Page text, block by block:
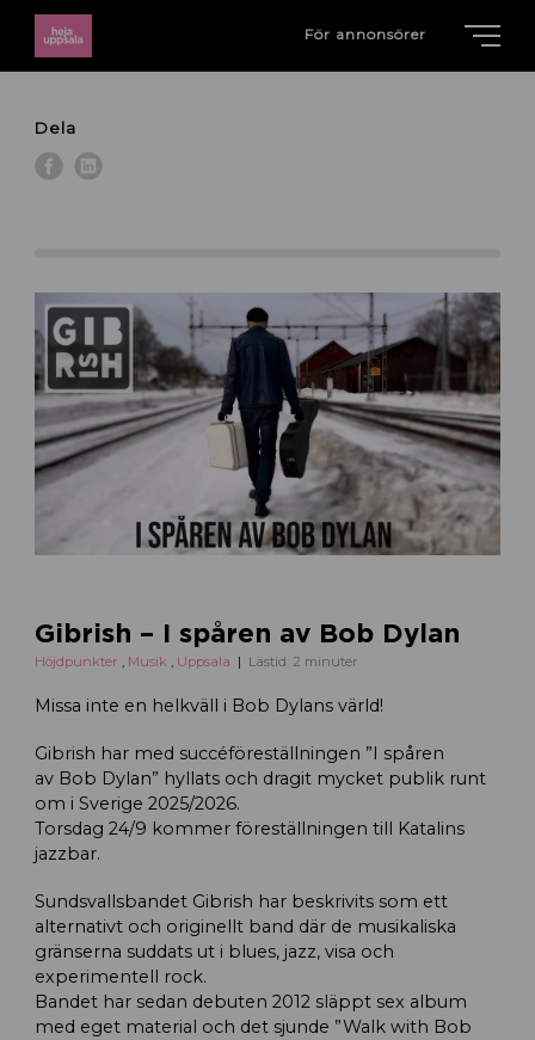
För annonsörer
Dela
Gibrish – I spåren av Bob Dylan
Höjdpunkter Musik Uppsala Lästid: 2 minuter
Missa inte en helkväll i Bob Dylans värld!
Gibrish har med succéföreställningen ”I spåren
av Bob Dylan” hyllats och dragit mycket publik runt
om i Sverige 2025/2026.
Torsdag 24/9 kommer föreställningen till Katalins
jazzbar.
Sundsvallsbandet Gibrish har beskrivits som ett
alternativt och originellt band där de musikaliska
gränserna suddats ut i blues, jazz, visa och
experimentell rock.
Bandet har sedan debuten 2012 släppt sex album
med eget material och det sjunde ”Walk with Bob